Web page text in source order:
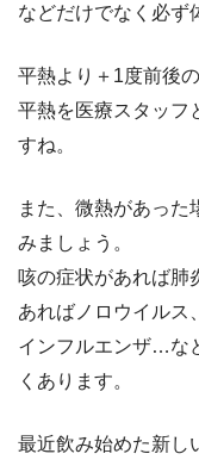
などだけでなく必ず
平熱より＋1度前後
平熱を医療スタッフ
すね。
また、微熱があった
みましょう。
咳の症状があれば肺
あればノロウイルス
インフルエンザ…な
くあります。
最近飲み始めた新し